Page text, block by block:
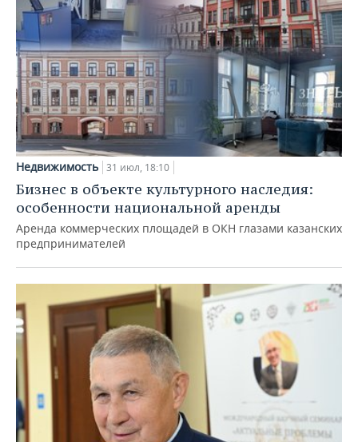
Недвижимость 31 июл, 18:10
Бизнес в объекте культурного наследия:
особенности национальной аренды
Аренда коммерческих площадей в ОКН глазами казанских
предпринимателей